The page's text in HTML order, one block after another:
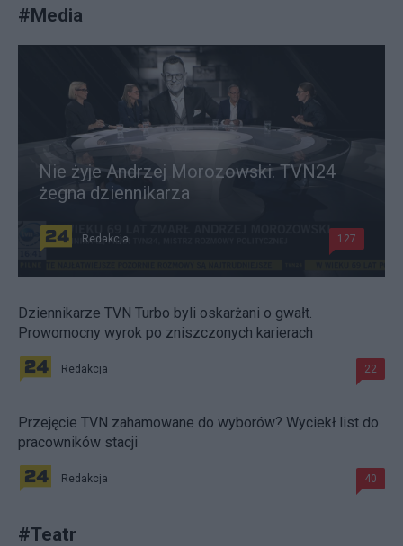
#Media
Nie żyje Andrzej Morozowski. TVN24
żegna dziennikarza
Redakcja 127
Dziennikarze TVN Turbo byli oskarżani o gwałt.
Prowomocny wyrok po zniszczonych karierach
Redakcja 22
Przejęcie TVN zahamowane do wyborów? Wyciekł list do
pracowników stacji
Redakcja 40
#Teatr